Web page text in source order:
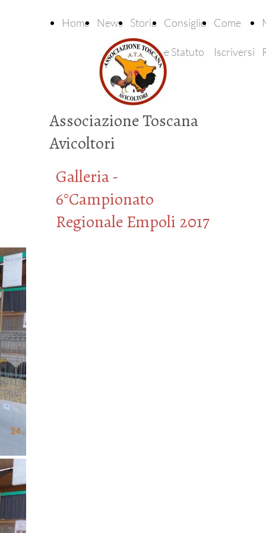
Associazione Toscana
Avicoltori
Home News Storia Consiglio
e Statuto
Come
Iscriversi
Galleria -
6°Campionato
Regionale Empoli 2017